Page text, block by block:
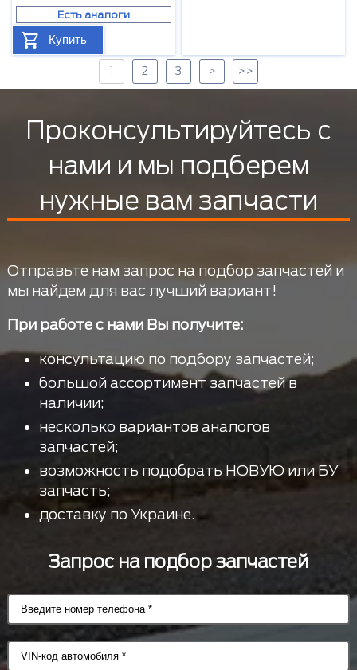
Есть аналоги
Купить
1 2 3 > >>
Проконсультируйтесь с
нами и мы подберем
нужные вам запчасти
Отправьте нам запрос на подбор запчастей и
мы найдем для вас лучший вариант!
При работе с нами Вы получите:
консультацию по подбору запчастей;
большой ассортимент запчастей в
наличии;
несколько вариантов аналогов
запчастей;
возможность подобрать НОВУЮ или БУ
запчасть;
доставку по Украине.
Запрос на подбор запчастей